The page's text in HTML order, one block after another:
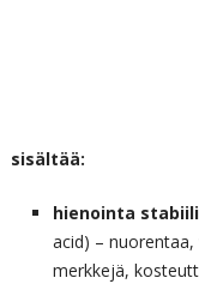
sisältää:
hienointa
acid) –
merkkejä,